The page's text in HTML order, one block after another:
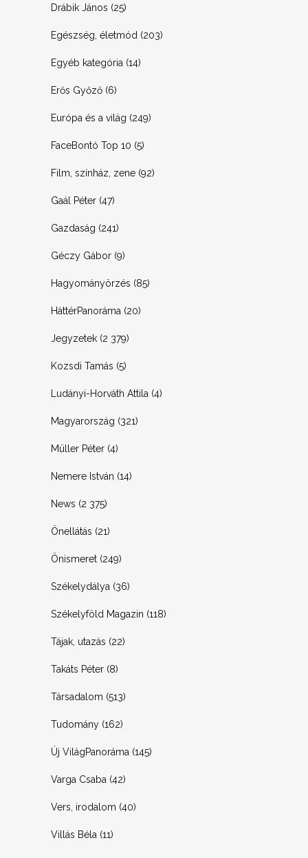
Drábik János (25)
Egészség, életmód (203)
Egyéb kategória (14)
Erős Győző (6)
Európa és a világ (249)
FaceBontó Top 10 (5)
Film, színház, zene (92)
Gaál Péter (47)
Gazdaság (241)
Géczy Gábor (9)
Hagyományörzés (85)
HáttérPanoráma (20)
Jegyzetek (2 379)
Kozsdi Tamás (5)
Ludányi-Horváth Attila (4)
Magyarország (321)
Müller Péter (4)
Nemere István (14)
News (2 375)
Önellátás (21)
Önismeret (249)
Székelydálya (36)
Székelyföld Magazin (118)
Tájak, utazás (22)
Takáts Péter (8)
Társadalom (513)
Tudomány (162)
Új VilágPanoráma (145)
Varga Csaba (42)
Vers, irodalom (40)
Villás Béla (11)